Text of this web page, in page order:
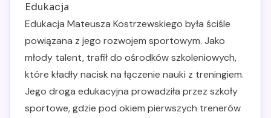
Edukacja
Edukacja Mateusza Kostrzewskiego była ściśle
powiązana z jego rozwojem sportowym. Jako
młody talent, trafił do ośrodków szkoleniowych,
które kładły nacisk na łączenie nauki z treningiem.
Jego droga edukacyjna prowadziła przez szkoły
sportowe, gdzie pod okiem pierwszych trenerów